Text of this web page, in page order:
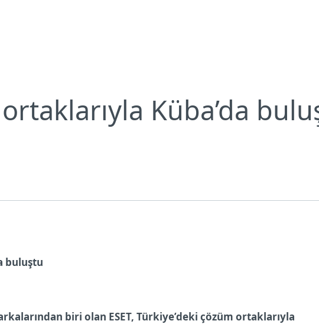
ortaklarıyla Küba’da
buluştu
biri olan ESET, Türkiye’deki çözüm ortaklarıyla